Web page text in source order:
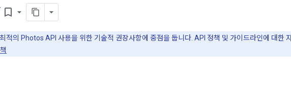
bookmark_border
적의 Photos API 사용을 위한 기술적 권장사항에 중점을 둡니다. API 정책 및 가이드라인에 대한